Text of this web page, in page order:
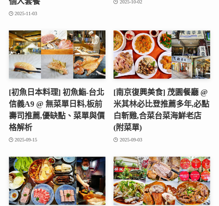
2025-11-03
2025-10-02
[初魚日本料理] 初魚鮨-台北
信義A9 @ 無菜單日料,板前
壽司推薦,優缺點、菜單與價
格解析
2025-09-15
[南京復興美食] 茂園餐廳 @
米其林必比登推薦多年,必點
白斬雞,合菜台菜海鮮老店
(附菜單)
2025-09-03